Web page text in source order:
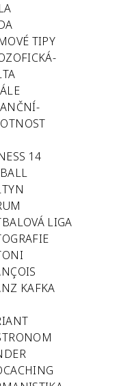
TIPY
14
LIGA
KAFKA